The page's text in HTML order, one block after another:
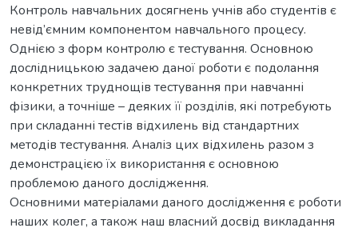
Контроль навчальних досягнень учнів або студентів є
невід’ємним компонентом навчального процесу.
Однією з форм контролю є тестування. Основною
дослідницькою задачею даної роботи є подолання
конкретних труднощів тестування при навчанні
фізики, а точніше – деяких її розділів, які потребують
при складанні тестів відхилень від стандартних
методів тестування. Аналіз цих відхилень разом з
демонстрацією їх використання є основною
проблемою даного дослідження.
Основними матеріалами даного дослідження є роботи
наших колег, а також наш власний досвід викладання